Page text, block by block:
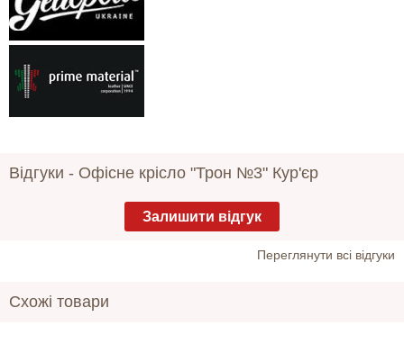
Відгуки - Офісне крісло "Трон №3" Кур'єр
Залишити відгук
Переглянути всі відгуки
Схожі товари